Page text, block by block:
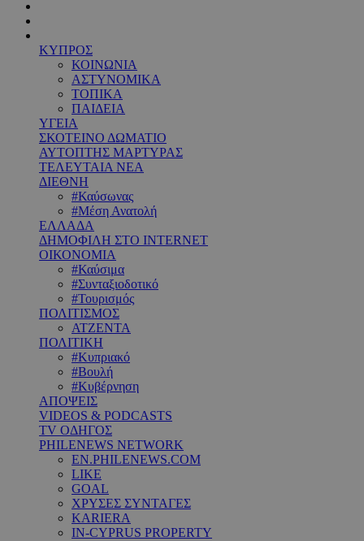
ΚΥΠΡΟΣ
ΚΟΙΝΩΝΙΑ
ΑΣΤΥΝΟΜΙΚΑ
ΤΟΠΙΚΑ
ΠΑΙΔΕΙΑ
ΥΓΕΙΑ
ΣΚΟΤΕΙΝΟ ΔΩΜΑΤΙΟ
ΑΥΤΟΠΤΗΣ ΜΑΡΤΥΡΑΣ
ΤΕΛΕΥΤΑΙΑ ΝΕΑ
ΔΙΕΘΝΗ
#Καύσωνας
#Μέση Ανατολή
ΕΛΛΑΔΑ
ΔΗΜΟΦΙΛΗ ΣΤΟ INTERNET
ΟΙΚΟΝΟΜΙΑ
#Καύσιμα
#Συνταξιοδοτικό
#Τουρισμός
ΠΟΛΙΤΙΣΜΟΣ
ΑΤΖΕΝΤΑ
ΠΟΛΙΤΙΚΗ
#Κυπριακό
#Βουλή
#Κυβέρνηση
ΑΠΟΨΕΙΣ
VIDEOS & PODCASTS
TV ΟΔΗΓΟΣ
PHILENEWS NETWORK
EN.PHILENEWS.COM
LIKE
GOAL
ΧΡΥΣΕΣ ΣΥΝΤΑΓΕΣ
KARIERA
IN-CYPRUS PROPERTY